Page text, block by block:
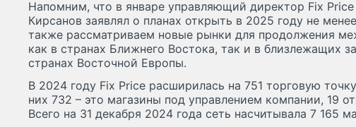
Напомним, что в январе управляющий директор Fix
Кирсанов заявлял о планах открыть в 2025 году не
также рассматриваем новые рынки для продолжения
как в странах Ближнего Востока, так и в близлежащих
странах Восточной Европы.
В 2024 году Fix Price расширилась на 751 торговую
них 732 – это магазины под управлением компании, 19
Всего на 31 декабря 2024 года сеть насчитывала 7 165